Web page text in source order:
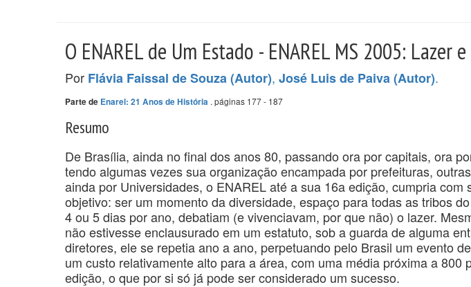
O ENAREL de Um Estado - ENAREL MS 2005: Lazer
Por Flávia Faissal de Souza (Autor), José Luis de Paiva (Autor).
Parte de Enarel: 21 Anos de História . páginas 177 - 187
Resumo
De Brasília, ainda no final dos anos 80, passando ora por capitais, ora
tendo algumas vezes sua organização encampada por prefeituras,
ainda por Universidades, o ENAREL até a sua 16a edição, cumpria com
objetivo: ser um momento da diversidade, espaço para todas as tribos
4 ou 5 dias por ano, debatiam (e vivenciavam, por que não) o lazer.
não estivesse enclausurado em um estatuto, sob a guarda de alguma
diretores, ele se repetia ano a ano, perpetuando pelo Brasil um evento
um custo relativamente alto para a área, com uma média próxima a 800
edição, o que por si só já pode ser considerado um sucesso.